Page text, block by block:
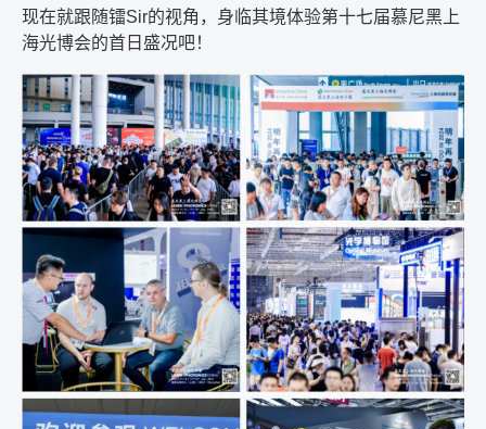
现在就跟随镭Sir的视角，身临其境体验第十七届慕尼黑上
海光博会的首日盛况吧！